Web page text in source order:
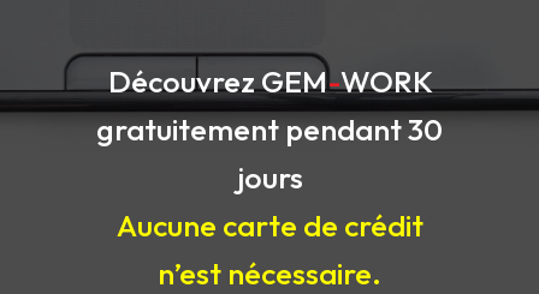
DécouvrezGEM-WORK
gratuitement pendant 30
jours
Aucune carte de crédit
n’est nécessaire.